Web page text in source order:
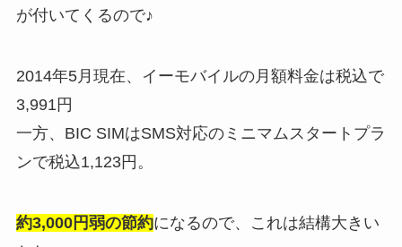
が付いてくるので♪
2014年5月現在、イーモバイルの月額料金は税込で
3,991円
一方、BIC SIMはSMS対応のミニマムスタートプラ
ンで税込1,123円。
約3,000円弱の節約になるので、これは結構大きい